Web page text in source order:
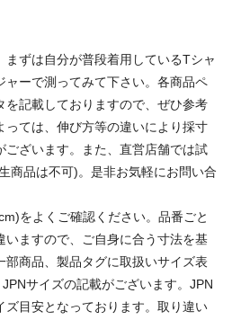
ずは自分が普段着用しているTシャ
ャーで測ってみて下さい。各商品ペ
を記載しておりますので、ぜひ参考
っては、伸び方等の違いにより採寸
ございます。また、直営店舗では試
商品は不可)。是非お気軽にお問い合
をよくご確認ください。品番ごと
いますので、ご自身に合う寸法を基
商品、製品タグに取扱いサイズ表
サイズの記載がございます。JPN
ズ目安となっております。取り違い